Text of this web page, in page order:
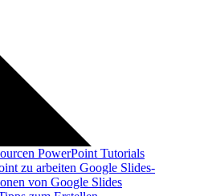
PowerPoint Tutorials
zu arbeiten Google Slides-
von Google Slides